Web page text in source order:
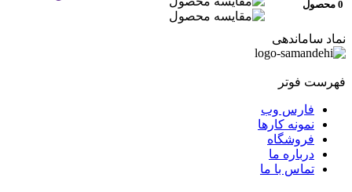
0 محصول
نماد ساماندهی
فهرست فوتر
فارس وب
نمونه کارها
فروشگاه
درباره ما
تماس با ما